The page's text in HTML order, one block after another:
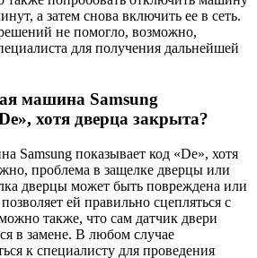
а затем снова включить ее в сеть.
не помогло, возможно,
для получения дальнейшей
машина Samsung
хотя дверца закрыта?
Samsung показывает код «De», хотя
проблема в защелке дверцы или
дверцы может быть повреждена или
ей правильно сцепляться с
также, что сам датчик двери
в замене. В любом случае
к специалисту для проведения